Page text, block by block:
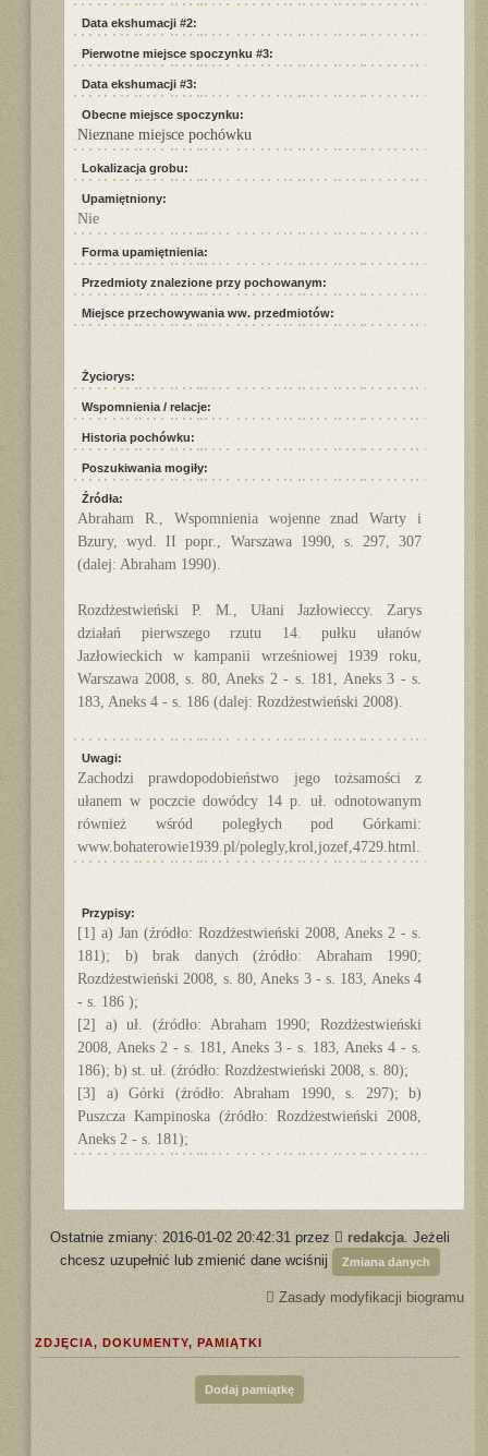
Data ekshumacji #2:
Pierwotne miejsce spoczynku #3:
Data ekshumacji #3:
Obecne miejsce spoczynku:
Nieznane miejsce pochówku
Lokalizacja grobu:
Upamiętniony:
Nie
Forma upamiętnienia:
Przedmioty znalezione przy pochowanym:
Miejsce przechowywania ww. przedmiotów:
Życiorys:
Wspomnienia / relacje:
Historia pochówku:
Poszukiwania mogiły:
Źródła:
Abraham R., Wspomnienia wojenne znad Warty i
Bzury, wyd. II popr., Warszawa 1990, s. 297, 307
(dalej: Abraham 1990).
Rozdżestwieński P. M., Ułani Jazłowieccy. Zarys
działań pierwszego rzutu 14. pułku ułanów
Jazłowieckich w kampanii wrześniowej 1939 roku,
Warszawa 2008, s. 80, Aneks 2 - s. 181, Aneks 3 - s.
183, Aneks 4 - s. 186 (dalej: Rozdżestwieński 2008).
Uwagi:
Zachodzi prawdopodobieństwo jego tożsamości z
ułanem w poczcie dowódcy 14 p. uł. odnotowanym
również wśród poległych pod Górkami:
www.bohaterowie1939.pl/polegly,krol,jozef,4729.html.
Przypisy:
[1] a) Jan (źródło: Rozdżestwieński 2008, Aneks 2 - s.
181); b) brak danych (źródło: Abraham 1990;
Rozdżestwieński 2008, s. 80, Aneks 3 - s. 183, Aneks 4
- s. 186 );
[2] a) uł. (źródło: Abraham 1990; Rozdżestwieński
2008, Aneks 2 - s. 181, Aneks 3 - s. 183, Aneks 4 - s.
186); b) st. uł. (źródło: Rozdżestwieński 2008, s. 80);
[3] a) Górki (źródło: Abraham 1990, s. 297); b)
Puszcza Kampinoska (źródło: Rozdżestwieński 2008,
Aneks 2 - s. 181);
Ostatnie zmiany: 2016-01-02 20:42:31 przez redakcja. Jeżeli
chcesz uzupełnić lub zmienić dane wciśnij
Zmiana danych
Zasady modyfikacji biogramu
ZDJĘCIA, DOKUMENTY, PAMIĄTKI
Dodaj pamiątkę